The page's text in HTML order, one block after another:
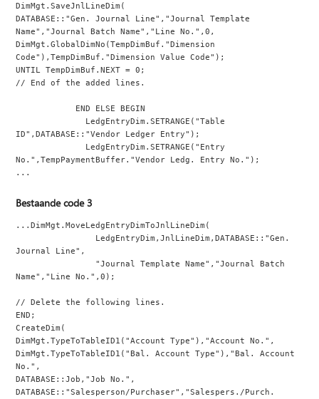
DimMgt.SaveJnlLineDim(
DATABASE::"Gen. Journal Line","Journal Template
Name","Journal Batch Name","Line No.",0,
DimMgt.GlobalDimNo(TempDimBuf."Dimension
Code"),TempDimBuf."Dimension Value Code");
UNTIL TempDimBuf.NEXT = 0;
// End of the added lines.
            END ELSE BEGIN
ID",DATABASE::"Vendor Ledger Entry");
No.",TempPaymentBuffer."Vendor Ledg. Entry No.");
...
Bestaande code 3
...DimMgt.MoveLedgEntryDimToJnlLineDim(
Journal Line",
Name","Line No.",0);
// Delete the following lines.
END;
CreateDim(
DimMgt.TypeToTableID1("Account Type"),"Account No.",
DimMgt.TypeToTableID1("Bal. Account Type"),"Bal. Account
No.",
DATABASE::Job,"Job No.",
DATABASE::"Salesperson/Purchaser","Salespers./Purch.